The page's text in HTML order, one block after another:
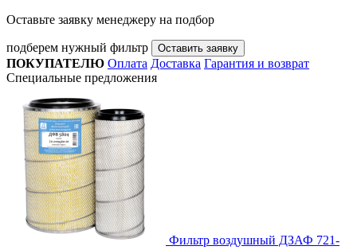
Оставьте заявку менеджеру на подбор
подберем нужный фильтр Оставить заявку
ПОКУПАТЕЛЮ Оплата Доставка Гарантия и возврат
Специальные предложения
Фильтр воздушный ДЗАФ 721-